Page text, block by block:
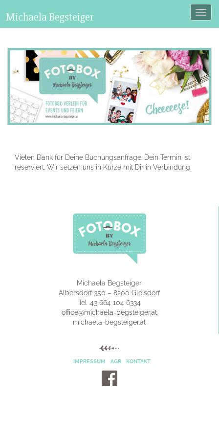
Michaela Begsteiger
Vielen Dank für Deine Buchungsanfrage. Dein Termin ist
reserviert. Wir setzen uns in Kürze mit Dir in Verbindung.
Michaela Begsteiger
Albersdorf 350 – 8200 Gleisdorf
Tel . 43 664 104 6334
office@michaela-begsteiger.at
michaela-begsteiger.at
IMPRESSUM AGB KONTAKT